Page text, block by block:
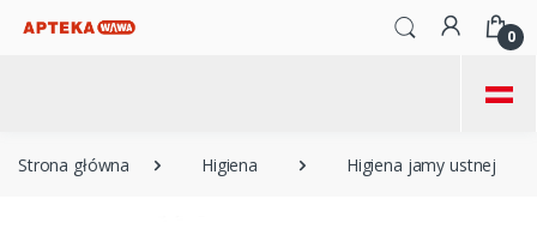
0
=
Strona główna Higiena Higiena jamy ustnej